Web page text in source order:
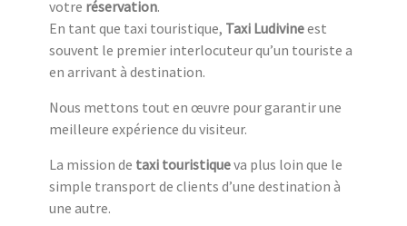
votre réservation.
En tant que taxi touristique, Taxi Ludivineest
souvent le premier interlocuteur qu’un touriste a
en arrivant à destination.
Nous mettons tout en œuvre pour garantir une
meilleure expérience du visiteur.
La mission de taxi touristiqueva plus loin que le
simple transport de clients d’une destination à
une autre.